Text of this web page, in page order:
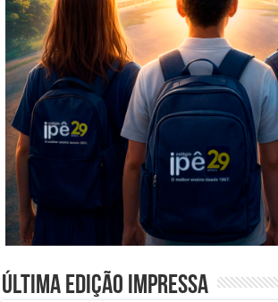
Última edição impressa